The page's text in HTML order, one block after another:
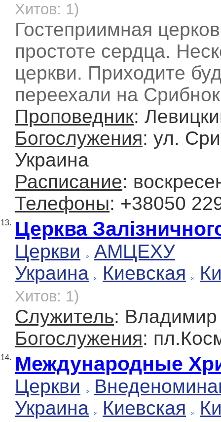
Хитов: 1)
Гостеприимная
простоте сердца.
церкви. Приходите
переехали на
Проповедник:
Богослужения: ул.
Украина
Расписание:
Телефоны: +38050
13. Церква
Церкви
АМЦЕХУ
Украина
Киевская
Хитов: 1)
Служитель: Владимир
Богослужения:
14. Международные
Церкви
Украина
Киевская